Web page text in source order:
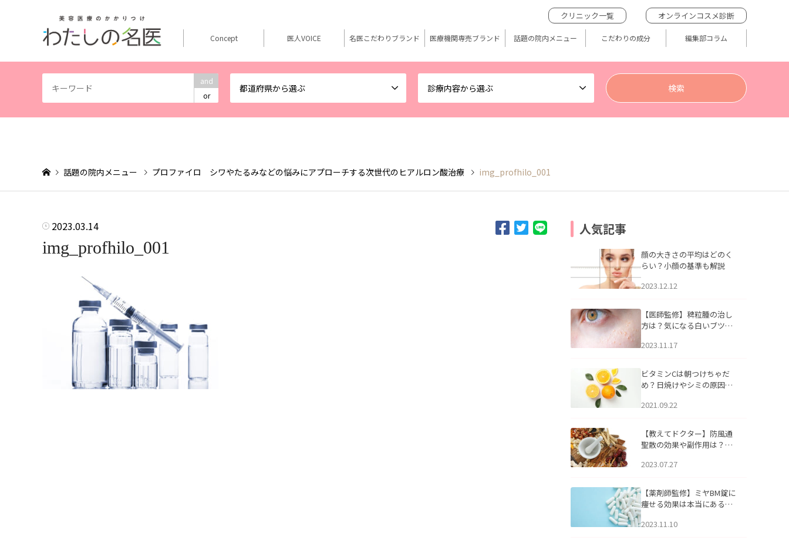
and
or
都道府県から選ぶ 診療内容から選ぶ
クリニック一覧 オンラインコスメ診断
Concept 医人VOICE 名医こだわりブランド 医療機関専売ブランド 話題の院内メニュー こだわりの成分 編集部コラム
話題の院内メニュー プロファイロ シワやたるみなどの悩みにアプローチする次世代のヒアルロン酸治療 img_profhilo_001
2023.03.14
img_profhilo_001
人気記事
顔の大きさの平均はどのく
らい？小顔の基準も解説
2023.12.12
【医師監修】稗粒腫の治し
方は？気になる白いブツブ
アについて
2023.11.17
ビタミンCは朝つけちゃだ
め？日焼けやシミの原因に
2021.09.22
【教えてドクター】防風通
聖散の効果や副作用は？長
2023.07.27
【薬剤師監修】ミヤBM錠に
痩せる効果は本当にある
2023.11.10